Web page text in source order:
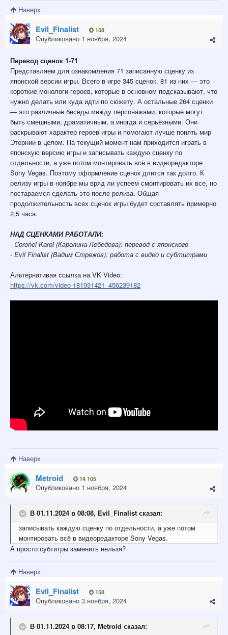
Наверх
Evil_Finalist 158
Опубликовано 1 ноября, 2024
Перевод сценок 1-71
Представляем для ознакомления 71 записанную сценку из
японской версии игры. Всего в игре 345 сценок. 81 из них — это
короткие монологи героев, которые в основном подсказывают, что
нужно делать или кудаидти по сюжету. А остальные 264 сценки
— это различные беседы между персонажами, которые могут
быть смешными, драматичным, а иногда и серьёзными. Они
раскрывают характер героев игры и помогают лучше понять мир
Этернии в целом. На текущий момент нам приходится играть в
японскую версию игры и записывать каждую сценку по
отдельности, а уже потом монтировать всё в видеоредакторе
Sony Vegas. Поэтому оформление сценок длится так долго. К
релизу игры в ноябре мы вряд ли успеем смонтировать их все, но
постараемся сделать это после релиза. Общая
продолжительность всех сценок игры будет составлять примерно
2,5 часа.
НАД СЦЕНКАМИ РАБОТАЛИ:
- Coronel Karol (Каролина Лебедева): перевод с японского
- Evil Finalist (Вадим Стрежов): работа с видео и субтитрами
Альтернативая ссылка на VK Video:
https://vk.com/video-181931421_456239182
Наверх
Metroid 14 105
Опубликовано 1 ноября, 2024
В 01.11.2024 в 08:08, Evil_Finalist сказал:
записывать каждую сценку по отдельности, а уже потом
монтировать всё в видеоредакторе Sony Vegas.
А просто субтитры заменить нельзя?
Наверх
Evil_Finalist 158
Опубликовано 3 ноября, 2024
В 01.11.2024 в 08:17, Metroid сказал: